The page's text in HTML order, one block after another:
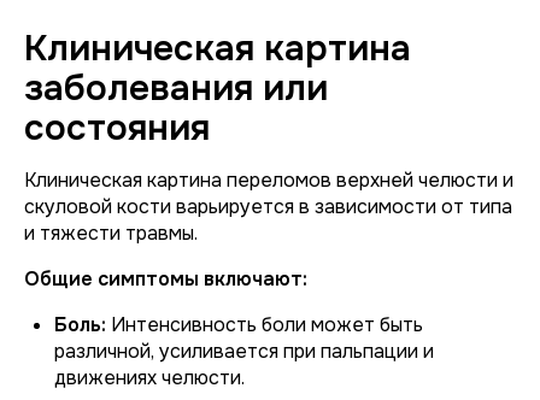
Клиническая картина
заболевания или
состояния
Клиническая картина переломов верхней челюсти и
скуловой кости варьируется в зависимости от типа
и тяжести травмы.
Общие симптомы включают:
Боль: Интенсивность боли может быть
различной, усиливается при пальпации и
движениях челюсти.